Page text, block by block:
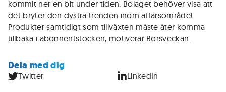
kommit ner en bit under tiden. Bolaget behöver visa att
det bryter den dystra trenden inom affärsområdet
Produkter samtidigt som tillväxten måste åter komma
tillbaka i abonnentstocken, motiverar Börsveckan.
Dela med dig
Twitter LinkedIn